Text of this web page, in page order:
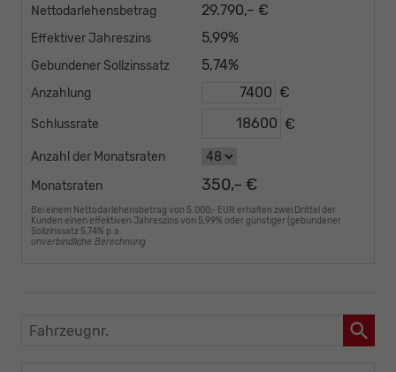
Nettodarlehensbetrag 29.790,– €
Effektiver Jahreszins 5,99%
Gebundener Sollzinssatz 5,74%
Anzahlung €
Schlussrate €
Anzahl der Monatsraten
Monatsraten
350,– €
Bei einem Nettodarlehensbetrag von 5.000,- EUR erhalten zwei Drittel der
Kunden einen effektiven Jahreszins von 5,99% oder günstiger (gebundener
Sollzinssatz 5,74% p.a.
unverbindliche Berechnung
Fahrzeugnr.